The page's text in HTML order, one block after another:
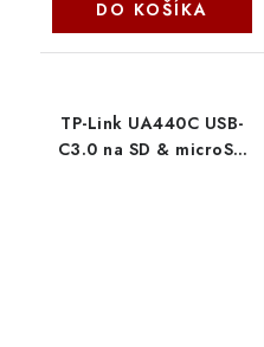
DO KOŠÍKA
TP-Link UA440C USB-
C3.0 na SD & microSD